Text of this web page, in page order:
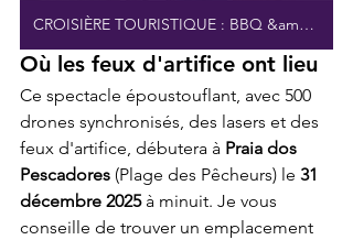
CROISIÈRE TOURISTIQUE : BBQ &amp; OPEN BAR
Où les feux d'artifice ont lieu
Ce spectacle époustouflant, avec 500
drones synchronisés, des lasers et des
feux d'artifice, débutera à Praia dos
Pescadores (Plage des Pêcheurs) le 31
décembre 2025 à minuit. Je vous
conseille de trouver un emplacement